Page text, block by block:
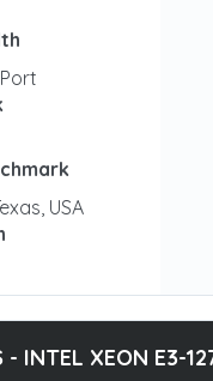
USA
- INTEL XEON E3-